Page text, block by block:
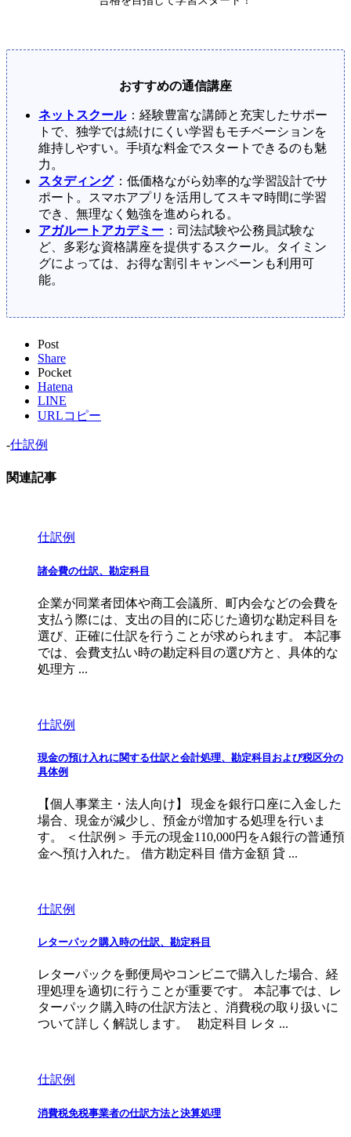
おすすめの通信講座
ネットスクール ：経験豊富な講師と充実したサポー
トで、独学では続けにくい学習もモチベーションを
維持しやすい。手頃な料金でスタートできるのも魅
力。
スタディング ：低価格ながら効率的な学習設計でサ
ポート。スマホアプリを活用してスキマ時間に学習
でき、無理なく勉強を進められる。
アガルートアカデミー ：司法試験や公務員試験な
ど、多彩な資格講座を提供するスクール。タイミン
グによっては、お得な割引キャンペーンも利用可
能。
Post
Share
Pocket
Hatena
LINE
URLコピー
-仕訳例
関連記事
仕訳例
諸会費の仕訳、勘定科目
企業が同業者団体や商工会議所、町内会などの会費を
支払う際には、支出の目的に応じた適切な勘定科目を
選び、正確に仕訳を行うことが求められます。 本記事
では、会費支払い時の勘定科目の選び方と、具体的な
処理方 ...
仕訳例
現金の預け入れに関する仕訳と会計処理、勘定科目および税区分の
具体例
【個人事業主・法人向け】 現金を銀行口座に入金した
場合、現金が減少し、預金が増加する処理を行いま
す。 ＜仕訳例＞ 手元の現金110,000円をA銀行の普通預
金へ預け入れた。 借方勘定科目 借方金額 貸 ...
仕訳例
レターパック購入時の仕訳、勘定科目
レターパックを郵便局やコンビニで購入した場合、経
理処理を適切に行うことが重要です。 本記事では、レ
ターパック購入時の仕訳方法と、消費税の取り扱いに
ついて詳しく解説します。 勘定科目 レタ ...
仕訳例
消費税免税事業者の仕訳方法と決算処理